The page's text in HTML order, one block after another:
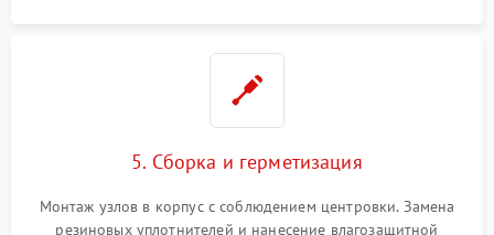
5. Сборка и герметизация
Монтаж узлов в корпус с соблюдением центровки. Замена
резиновых уплотнителей и нанесение влагозащитной